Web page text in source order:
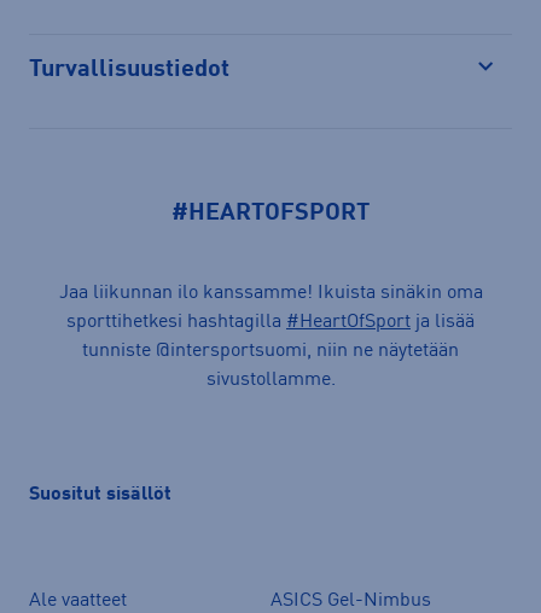
Turvallisuustiedot
#HEARTOFSPORT
Jaa liikunnan ilo kanssamme! Ikuista sinäkin oma
sporttihetkesi hashtagilla #HeartOfSport ja lisää
tunniste @intersportsuomi, niin ne näytetään
sivustollamme.
Suositut sisällöt
Ale vaatteet
ASICS Gel-Nimbus